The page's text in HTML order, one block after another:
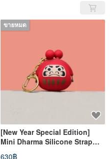
ขายหมด
[New Year Special Edition]
Mini Dharma Silicone Strap
Small Object Gold Bag
630฿